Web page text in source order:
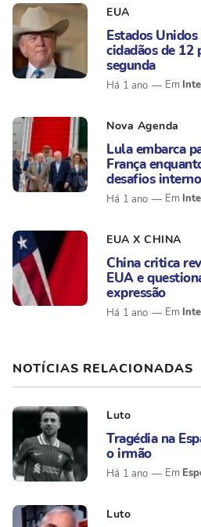
EUA
Estados
cidadãos de 12
segunda
Há 1 ano
Nova Agenda
Lula embarca
França
desafios
Há 1 ano
EUA X CHINA
China critica
EUA e
expressão
Há 1 ano
NOTÍCIAS RELACIONADAS
Luto
Tragédia na
o irmão
Há 1 ano
Luto